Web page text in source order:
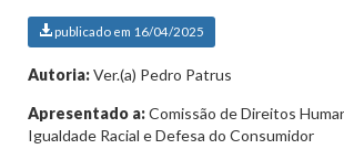
publicado em 16/04/2025
Autoria:Ver.(a) Pedro Patrus
Apresentado a:Comissão de Direitos
Igualdade Racial e Defesa do Consumidor